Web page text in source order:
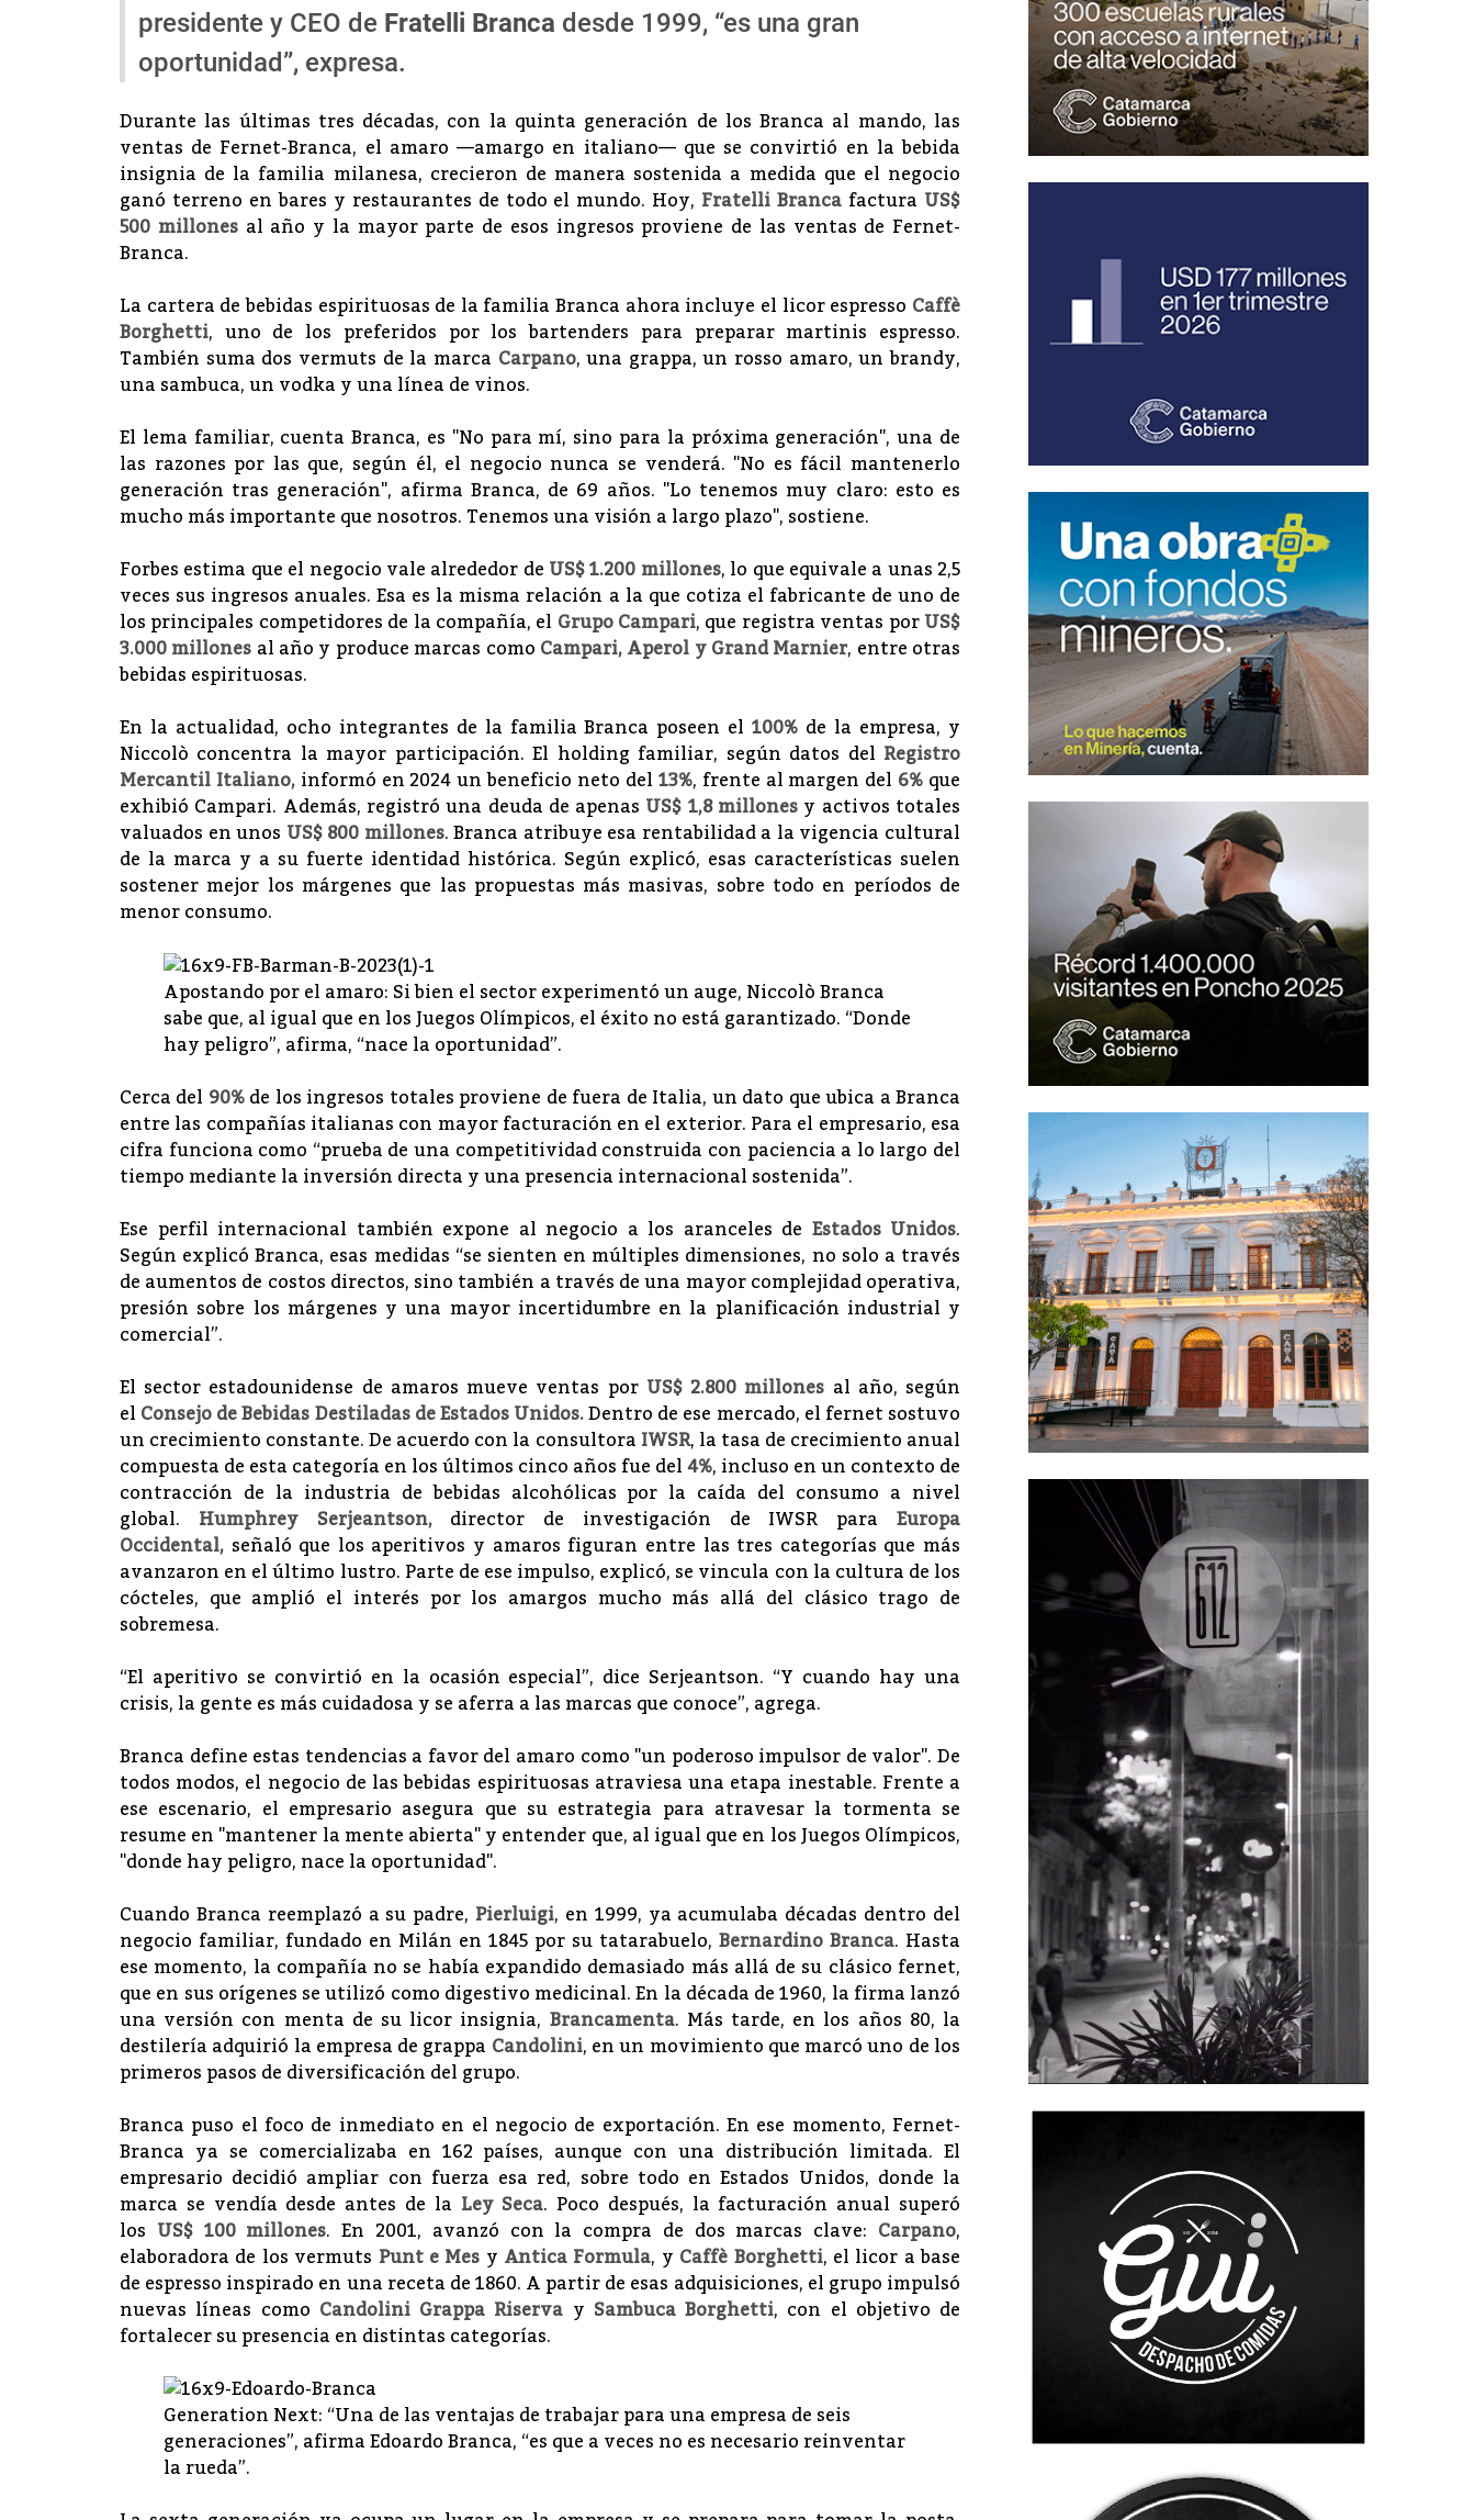
presidente y CEO de Fratelli Branca desde 1999, “es una gran
oportunidad”, expresa.
Durante las últimas tres décadas, con la quinta generación de los Branca al mando, las
ventas de Fernet-Branca, el amaro —amargo en italiano— que se convirtió en la bebida
insignia de la familia milanesa, crecieron de manera sostenida a medida que el negocio
ganó terreno en bares y restaurantes de todo el mundo. Hoy, Fratelli Branca factura US$
500 millonesal año y la mayor parte de esos ingresos proviene de las ventas de Fernet-
Branca.
La cartera de bebidas espirituosas de la familia Branca ahora incluye el licor espresso Caffè
Borghetti, uno de los preferidos por los bartenders para preparar martinis espresso.
También suma dos vermuts de la marca Carpano, una grappa, un rosso amaro, un brandy,
una sambuca, un vodka y una línea de vinos.
El lema familiar, cuenta Branca, es "No para mí, sino para la próxima generación", una de
las razones por las que, según él, el negocio nunca se venderá. "No es fácil mantenerlo
generación tras generación", afirma Branca, de 69 años. "Lo tenemos muy claro: esto es
mucho más importante que nosotros. Tenemos una visión a largo plazo", sostiene.
Forbes estima que el negocio vale alrededor deUS$ 1.200 millones, lo que equivale a unas 2,5
veces sus ingresos anuales. Esa es la misma relación a la que cotiza el fabricante de uno de
los principales competidores de la compañía, el Grupo Campari, que registra ventas porUS$
3.000 millonesal año y produce marcas comoCampari, Aperol y Grand Marnier, entre otras
bebidas espirituosas.
En la actualidad, ocho integrantes de la familia Branca poseen el100% de la empresa, y
Niccolò concentra la mayor participación. El holding familiar, según datos del Registro
Mercantil Italiano,informó en 2024 un beneficio neto del13%, frente al margen del 6%que
exhibió Campari. Además, registró una deuda de apenas US$ 1,8 millonesy activos totales
valuados en unos US$ 800 millones. Branca atribuye esa rentabilidad a la vigencia cultural
de la marca y a su fuerte identidad histórica. Según explicó, esas características suelen
sostener mejor los márgenes que las propuestas más masivas, sobre todo en períodos de
menor consumo.
Apostando por el amaro: Si bien el sector experimentó un auge, Niccolò Branca
sabe que, al igual que en los Juegos Olímpicos, el éxito no está garantizado. “Donde
hay peligro”, afirma, “nace la oportunidad”.
Cerca del 90%de los ingresos totales proviene de fuera de Italia, un dato que ubica a Branca
entre las compañías italianas con mayor facturación en el exterior. Para el empresario, esa
cifra funciona como “prueba de una competitividad construida con paciencia a lo largo del
tiempo mediante la inversión directa y una presencia internacional sostenida”.
Ese perfil internacional también expone al negocio a los aranceles de Estados Unidos.
Según explicó Branca, esas medidas “se sienten en múltiples dimensiones, no solo a través
de aumentos de costos directos, sino también a través de una mayor complejidad operativa,
presión sobre los márgenes y una mayor incertidumbre en la planificación industrial y
comercial”.
El sector estadounidense de amaros mueve ventas por US$ 2.800 millones al año, según
elConsejo de Bebidas Destiladas de Estados Unidos.Dentro de ese mercado, el fernet sostuvo
un crecimiento constante. De acuerdo con la consultoraIWSR, la tasa de crecimiento anual
compuesta de esta categoría en los últimos cinco años fue del4%, incluso en un contexto de
contracción de la industria de bebidas alcohólicas por la caída del consumo a nivel
global. Humphrey Serjeantson,director de investigación de IWSR paraEuropa
Occidental, señaló que los aperitivos y amaros figuran entre las tres categorías que más
avanzaron en el último lustro. Parte de ese impulso, explicó, se vincula con la cultura de los
cócteles, que amplió el interés por los amargos mucho más allá del clásico trago de
sobremesa.
“El aperitivo se convirtió en la ocasión especial”, dice Serjeantson. “Y cuando hay una
crisis, la gente es más cuidadosa y se aferra a las marcas que conoce”, agrega.
Branca define estas tendencias a favor del amaro como "un poderoso impulsor de valor". De
todos modos, el negocio de las bebidas espirituosas atraviesa una etapa inestable. Frente a
ese escenario, el empresario asegura que su estrategia para atravesar la tormenta se
resume en "mantener la mente abierta" y entender que, al igual que en los Juegos Olímpicos,
"donde hay peligro, nace la oportunidad".
Cuando Branca reemplazó a su padre, Pierluigi, en 1999, ya acumulaba décadas dentro del
negocio familiar, fundado en Milán en 1845 por su tatarabuelo, Bernardino Branca. Hasta
ese momento, la compañía no se había expandido demasiado más allá de su clásico fernet,
que en sus orígenes se utilizó como digestivo medicinal. En la década de 1960, la firma lanzó
una versión con menta de su licor insignia, Brancamenta. Más tarde, en los años 80, la
destilería adquirió la empresa de grappa Candolini, en un movimiento que marcó uno de los
primeros pasos de diversificación del grupo.
Branca puso el foco de inmediato en el negocio de exportación. En ese momento, Fernet-
Branca ya se comercializaba en 162 países, aunque con una distribución limitada. El
empresario decidió ampliar con fuerza esa red, sobre todo en Estados Unidos, donde la
marca se vendía desde antes de la Ley Seca. Poco después, la facturación anual superó
los US$ 100 millones. En 2001, avanzó con la compra de dos marcas clave: Carpano,
elaboradora de los vermuts Punt e Mes y Antica Formula, y Caffè Borghetti, el licor a base
de espresso inspirado en una receta de 1860. A partir de esas adquisiciones, el grupo impulsó
nuevas líneas como Candolini Grappa Riserva y Sambuca Borghetti, con el objetivo de
fortalecer su presencia en distintas categorías.
Generation Next: “Una de las ventajas de trabajar para una empresa de seis
generaciones”, afirma Edoardo Branca, “es que a veces no es necesario reinventar
la rueda”.‎